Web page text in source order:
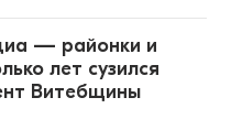
— районки и
лет сузился
Витебщины